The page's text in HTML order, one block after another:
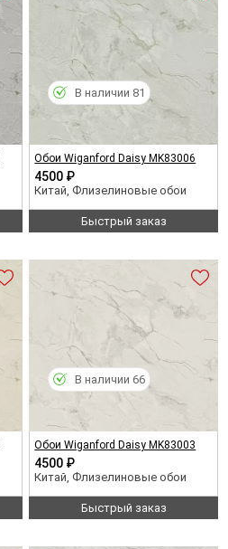
Обои Wiganford Daisy MK83006
4500 ₽
Китай, Флизелиновые обои
Быстрый заказ
В наличии 81
Обои Wiganford Daisy MK83003
4500 ₽
Китай, Флизелиновые обои
Быстрый заказ
В наличии 66